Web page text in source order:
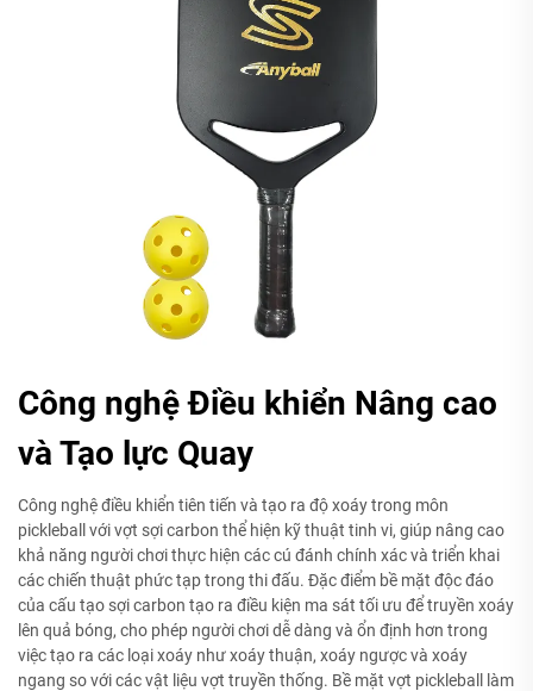
Công nghệ Điều khiển Nâng cao
và Tạo lực Quay
Công nghệ điều khiển tiên tiến và tạo ra độ xoáy trong môn
pickleball với vợt sợi carbon thể hiện kỹ thuật tinh vi, giúp nâng cao
khả năng người chơi thực hiện các cú đánh chính xác và triển khai
các chiến thuật phức tạp trong thi đấu. Đặc điểm bề mặt độc đáo
của cấu tạo sợi carbon tạo ra điều kiện ma sát tối ưu để truyền xoáy
lên quả bóng, cho phép người chơi dễ dàng và ổn định hơn trong
việc tạo ra các loại xoáy như xoáy thuận, xoáy ngược và xoáy
ngang so với các vật liệu vợt truyền thống. Bề mặt vợt pickleball làm